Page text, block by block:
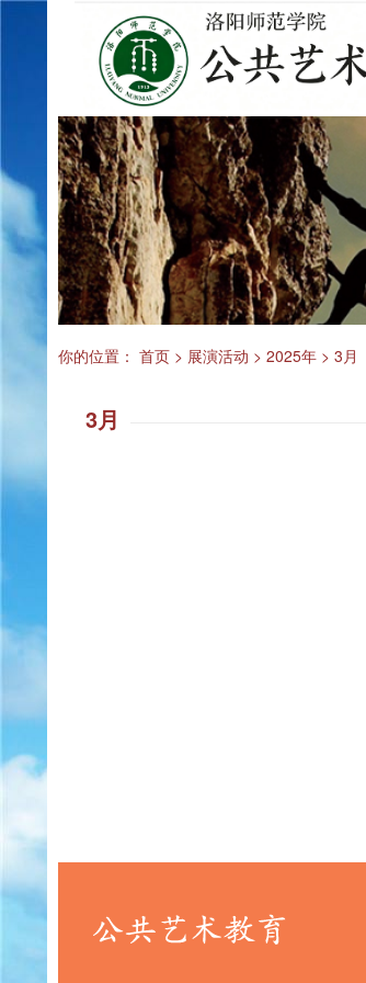
你的位置： 首页 > 展演活动 > 2025年 > 3月
3月